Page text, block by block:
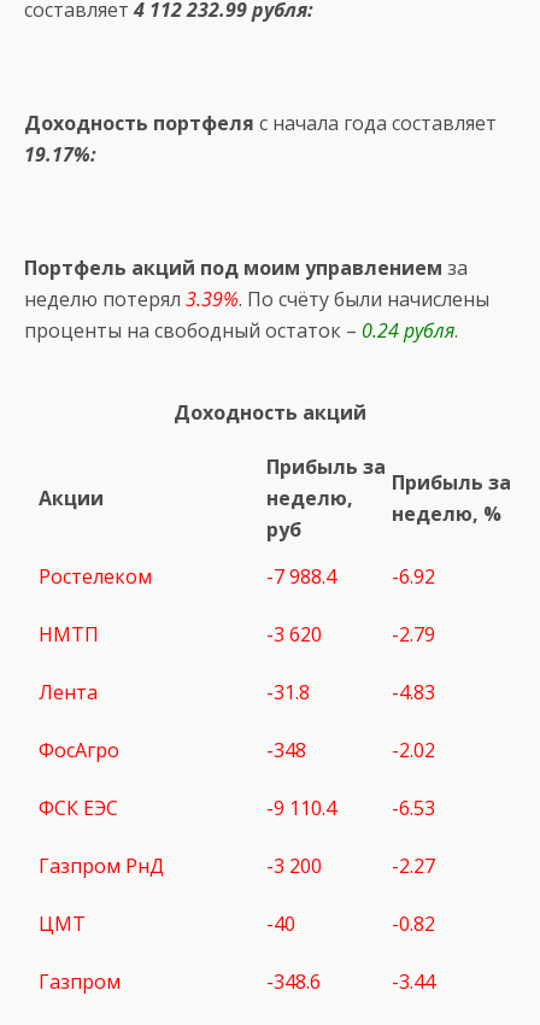
составляет 4 112 232.99 рубля:
Доходность портфеля с начала года составляет
19.17%:
Портфель акций под моим управлением за
неделю потерял 3.39%. По счёту были начислены
проценты на свободный остаток – 0.24 рубля.
Доходность акций
Акции
Прибыль за
неделю,
руб
Прибыль за
неделю, %
Ростелеком -7 988.4 -6.92
НМТП -3 620 -2.79
Лента -31.8 -4.83
ФосАгро -348 -2.02
ФСК ЕЭС -9 110.4 -6.53
Газпром РнД -3 200 -2.27
ЦМТ -40 -0.82
Газпром -348.6 -3.44